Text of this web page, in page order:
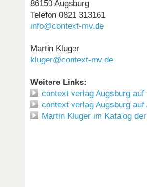
86150 Augsburg
Telefon 0821 313161
info@context-mv.de
Martin Kluger
kluger@context-mv.de
Weitere Links:
context verlag Augsburg auf
context verlag Augsburg auf
Martin Kluger im Katalog